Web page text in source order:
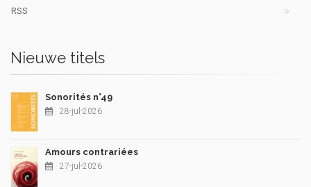
RSS
Nieuwe titels
Sonorités n°49
28-jul-2026
Amours contrariées
27-jul-2026